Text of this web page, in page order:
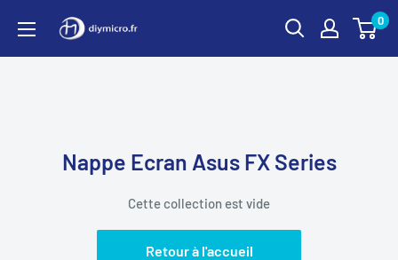
contenu
0
Nappe Ecran Asus FX Series
Cette collection est vide
Retour à l'accueil